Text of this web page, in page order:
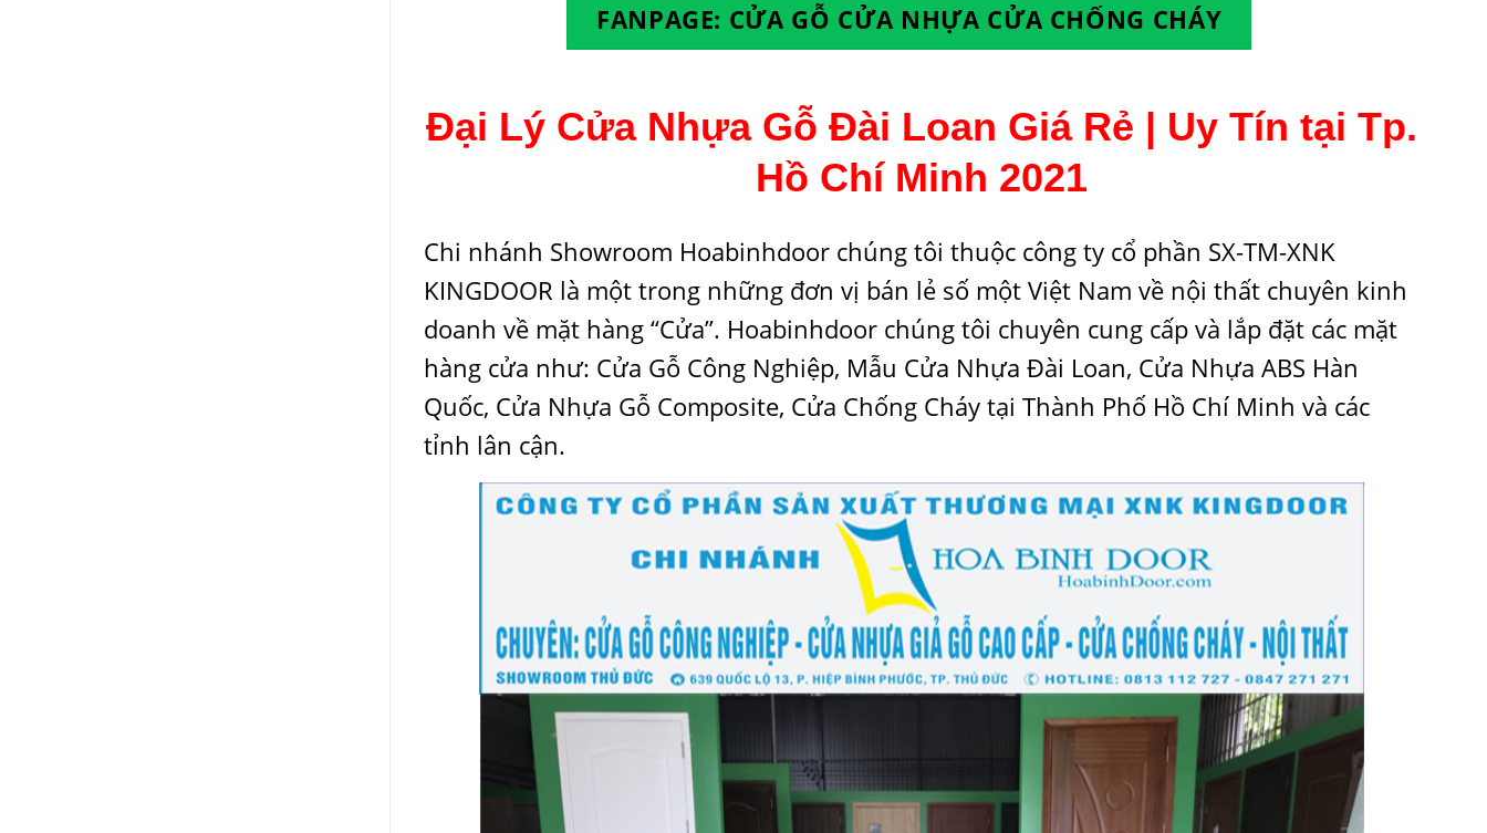
FANPAGE: CỬA GỖ CỬA NHỰA CỬA CHỐNG CHÁY
Đại Lý Cửa Nhựa Gỗ Đài Loan Giá Rẻ | Uy Tín tại Tp.
Hồ Chí Minh 2021
Chi nhánh Showroom Hoabinhdoor chúng tôi thuộc công ty cổ phần SX-TM-XNK
KINGDOOR là một trong những đơn vị bán lẻ số một Việt Nam về nội thất chuyên kinh
doanh về mặt hàng “Cửa”. Hoabinhdoor chúng tôi chuyên cung cấp và lắp đặt các mặt
hàng cửa như: Cửa Gỗ Công Nghiệp, Mẫu Cửa Nhựa Đài Loan, Cửa Nhựa ABS Hàn
Quốc, Cửa Nhựa Gỗ Composite, Cửa Chống Cháytại Thành Phố Hồ Chí Minh và các
tỉnh lân cận.